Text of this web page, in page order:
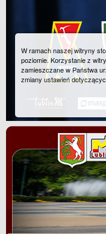
W ramach naszej witryny
poziomie. Korzystanie z
zamieszczane w Państwa
zmiany ustawień